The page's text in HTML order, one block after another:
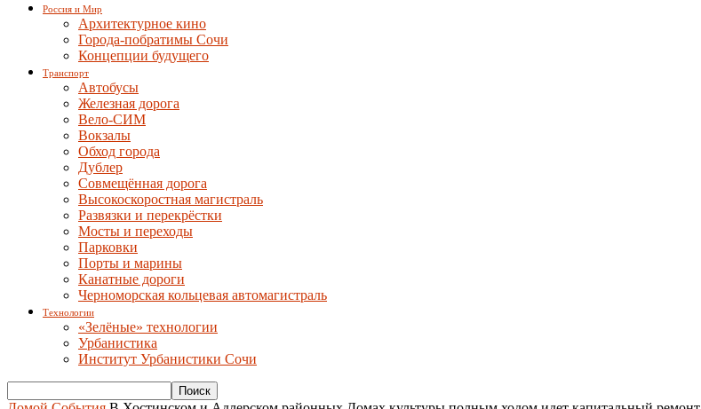
Россия и Мир
Архитектурное кино
Города-побратимы Сочи
Концепции будущего
Транспорт
Автобусы
Железная дорога
Вело-СИМ
Вокзалы
Обход города
Дублер
Совмещённая дорога
Высокоскоростная магистраль
Развязки и перекрёстки
Мосты и переходы
Парковки
Порты и марины
Канатные дороги
Черноморская кольцевая автомагистраль
Технологии
«Зелёные» технологии
Урбанистика
Институт Урбанистики Сочи